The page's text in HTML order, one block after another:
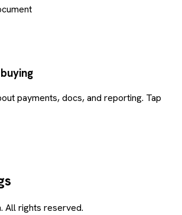
payments, docs, and reporting. Tap
All rights reserved.